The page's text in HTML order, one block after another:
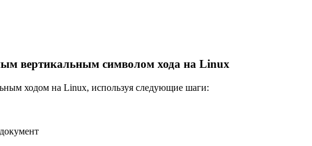
вертикальным символом хода на Linux
ходом на Linux, используя следующие шаги: